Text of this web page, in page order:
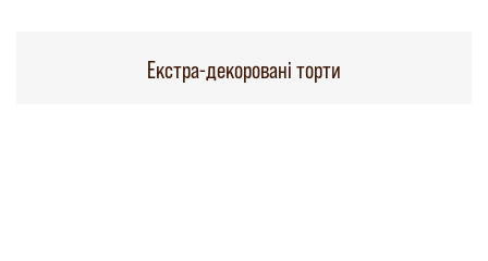
Екстра-декоровані торти